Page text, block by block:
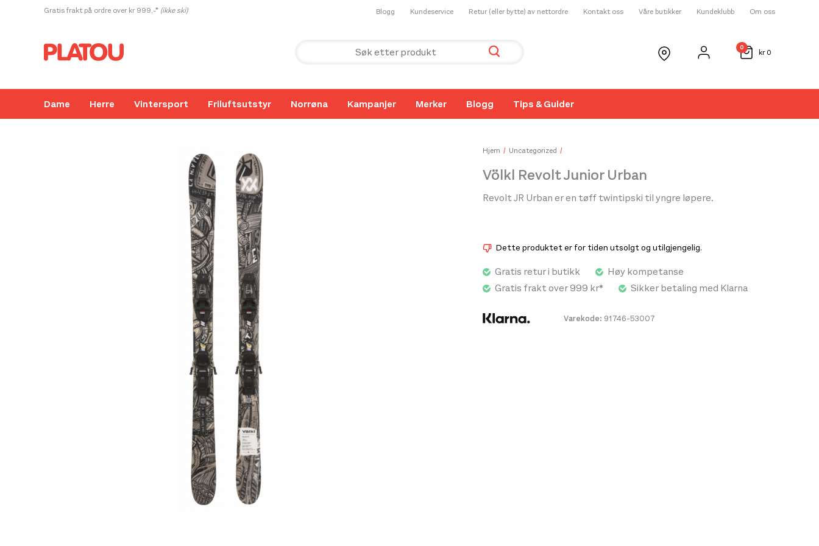
Gratis frakt på ordre over kr 999,-* (ikke ski) Blogg Kundeservice Retur (eller bytte) av nettordre Kontakt oss Våre butikker Kundeklubb Om oss
kr0
0
Dame Herre Vintersport Friluftsutstyr Norrøna Kampanjer Merker Blogg Tips & Guider
Hjem Uncategorized
Völkl Revolt Junior Urban
Revolt JR Urban er en tøff twintipski til yngre løpere.
Dette produktet er for tiden utsolgt og utilgjengelig.
Varekode: 91746-53007
Gratis retur i butikk
Høy kompetanse
Gratis frakt over 999 kr*
Sikker betaling med Klarna